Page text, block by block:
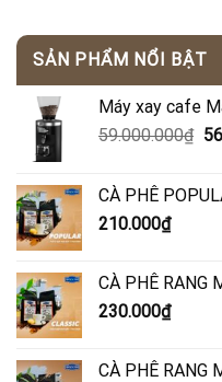
SẢN PHẨM NỔI BẬT
Máy xay cafe
59.000.000₫ Giá
CÀ PHÊ
210.000₫
CÀ PHÊ RANG
230.000₫
CÀ PHÊ RANG